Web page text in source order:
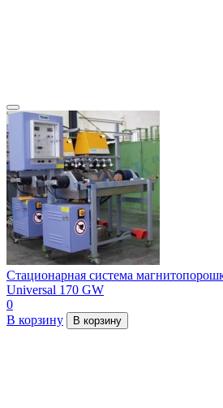
Стационарная система
Universal 170 GW
0
В корзину
В корзину